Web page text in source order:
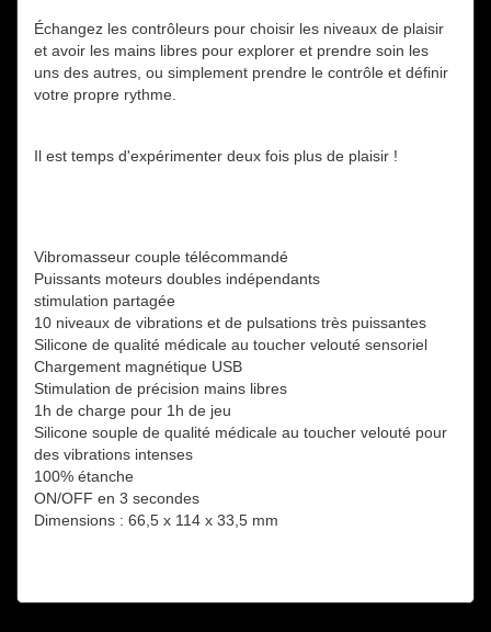
Échangez les contrôleurs pour choisir les niveaux de plaisir
et avoir les mains libres pour explorer et prendre soin les
uns des autres, ou simplement prendre le contrôle et définir
votre propre rythme.
Il est temps d'expérimenter deux fois plus de plaisir !
Vibromasseur couple télécommandé
Puissants moteurs doubles indépendants
stimulation partagée
10 niveaux de vibrations et de pulsations très puissantes
Silicone de qualité médicale au toucher velouté sensoriel
Chargement magnétique USB
Stimulation de précision mains libres
1h de charge pour 1h de jeu
Silicone souple de qualité médicale au toucher velouté pour
des vibrations intenses
100% étanche
ON/OFF en 3 secondes
Dimensions : 66,5 x 114 x 33,5 mm